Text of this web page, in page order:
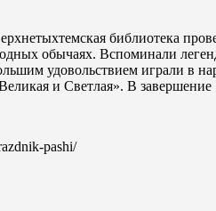
библиотека
обычаях. Вспоминали
удовольствием играли в
и Светлая». В
pashi/